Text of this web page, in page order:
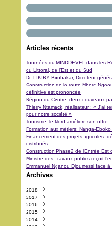
Articles récents
Tournées du MINDDEVEL dans les
du Littoral, de l’Est et du Sud
Dr. LIKIBY Boubakar, Directeur
Construction de la route Mbere-
définitive est prononcée
Région du Centre: deux nouveaux
Thierry Ntamack, réalisateur : « J’ai
pour notre société »
Tourisme: le Nord améliore son offre
Formation aux métiers: Nanga-
Financement des projets agricoles:
distribués
Construction Phase2 de l’Entrée Est
Ministre des Travaux publics reçoit
Emmanuel Nganou Djoumessi face à
Archives
2018
Octobre
Septembre
Août
Juillet
2017
Décembre
Novembre
Octobre
2016
Décembre
Novembre
2015
Décembre
2014